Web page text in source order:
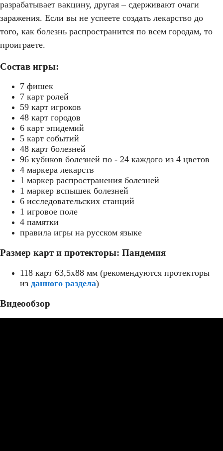
разрабатывает вакцину, другая – сдерживают очаги
заражения. Если вы не успеете создать лекарство до
того, как болезнь распространится по всем городам, то
проиграете.
Состав игры:
7 фишек
7 карт ролей
59 карт игроков
48 карт городов
6 карт эпидемий
5 карт событий
48 карт болезней
96 кубиков болезней по - 24 каждого из 4 цветов
4 маркера лекарств
1 маркер распространения болезней
1 маркер вспышек болезней
6 исследовательских станций
1 игровое поле
4 памятки
правила игры на русском языке
Размер карт и протекторы: Пандемия
118 карт 63,5x88 мм (рекомендуются протекторы
из данного раздела)
Видеообзор